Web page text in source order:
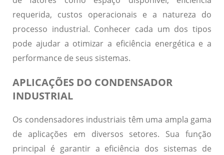
requerida, custos operacionais e a natureza do
processo industrial. Conhecer cada um dos tipos
pode ajudar a otimizar a eficiência energética e a
performance de seus sistemas.
APLICAÇÕES DO CONDENSADOR
INDUSTRIAL
Os condensadores industriais têm uma ampla gama
de aplicações em diversos setores. Sua função
principal é garantir a eficiência dos sistemas de